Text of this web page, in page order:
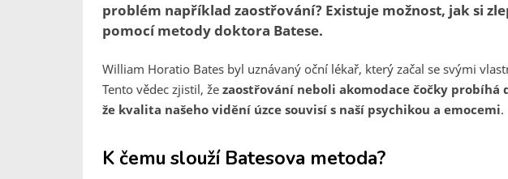
problém například zaostřování? Existuje možnost, jak si
pomocí metody doktora Batese.
William Horatio Bates byl uznávaný oční lékař, který začal se svými
Tento vědec zjistil, že zaostřování neboli akomodace čočky probíhá
že kvalita našeho vidění úzce souvisí s naší psychikou a emocemi.
K čemu slouží Batesova metoda?